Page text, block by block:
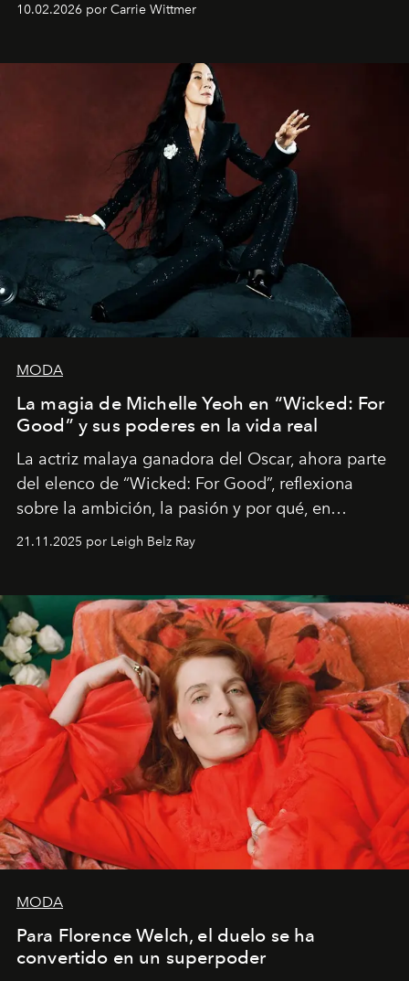
Barcelona", ha dividido su tiempo entre Europa y
dirigida por Maggie Gyllenhaal.
10.02.2026 por Carrie Wittmer
MODA
La magia de Michelle Yeoh en “Wicked: For
Good” y sus poderes en la vida real
La actriz malaya ganadora del Oscar, ahora parte
del elenco de “Wicked: For Good”, reflexiona
sobre la ambición, la pasión y por qué, en
ocasiones, la introspección puede esperar. “Es
importa si no lo entienden’”, confiesa.
21.11.2025 por Leigh Belz Ray
MODA
Para Florence Welch, el duelo se ha
convertido en un superpoder